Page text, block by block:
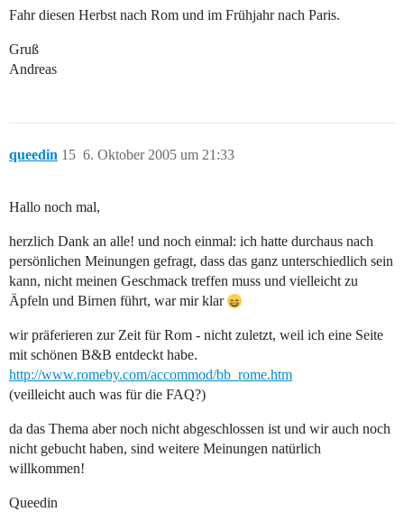
Fahr diesen Herbst nach Rom und im Frühjahr nach Paris.
Gruß
Andreas
queedin 6. Oktober 2005 um 21:33
15
Hallo noch mal,
herzlich Dank an alle! und noch einmal: ich hatte durchaus nach
persönlichen Meinungen gefragt, dass das ganz unterschiedlich sein
kann, nicht meinen Geschmack treffen muss und vielleicht zu
Äpfeln und Birnen führt, war mir klar
wir präferieren zur Zeit für Rom - nicht zuletzt, weil ich eine Seite
mit schönen B&B entdeckt habe.
http://www.romeby.com/accommod/bb_rome.htm
(veilleicht auch was für die FAQ?)
da das Thema aber noch nicht abgeschlossen ist und wir auch noch
nicht gebucht haben, sind weitere Meinungen natürlich
willkommen!
Queedin